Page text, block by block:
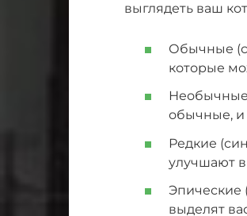
выглядеть ваш
Обычные
которые
обычные, и
Редкие
улучшают
Эпические
выделят